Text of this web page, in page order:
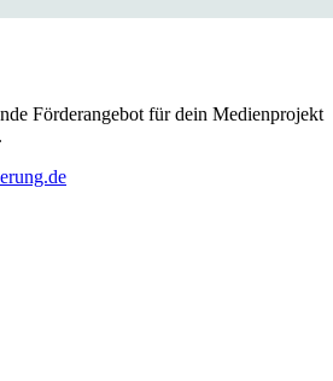
Förderangebot für dein Medienprojekt